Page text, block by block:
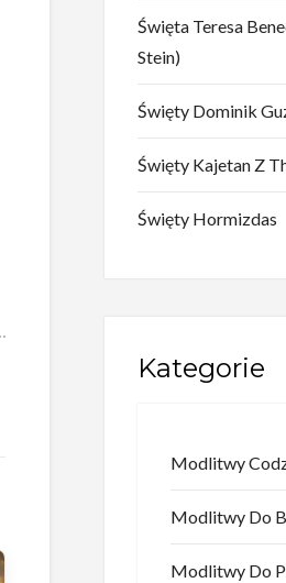
Święta Teresa
Stein)
Święty Dominik
Święty Kajetan Z
Święty Hormizdas
Kategorie
Modlitwy
Modlitwy Do
Modlitwy Do